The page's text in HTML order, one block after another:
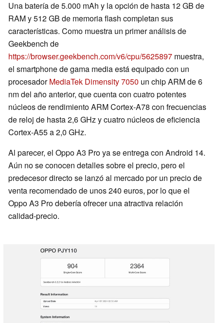
Una batería de 5.000 mAh y la opción de hasta 12 GB de
RAM y 512 GB de memoria flash completan sus
características. Como muestra un primer análisis de
Geekbench de
https://browser.geekbench.com/v6/cpu/5625897 muestra,
el smartphone de gama media está equipado con un
procesadorMediaTek Dimensity 7050 un chip ARM de 6
nm del año anterior, que cuenta con cuatro potentes
núcleos de rendimiento ARM Cortex-A78 con frecuencias
de reloj de hasta 2,6 GHz y cuatro núcleos de eficiencia
Cortex-A55 a 2,0 GHz.
Al parecer, el Oppo A3 Pro ya se entrega con Android 14.
Aún no se conocen detalles sobre el precio, pero el
predecesor directo se lanzó al mercado por un precio de
venta recomendado de unos 240 euros, por lo que el
Oppo A3 Pro debería ofrecer una atractiva relación
calidad-precio.